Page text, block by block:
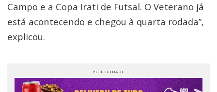
Campo e a Copa Irati de Futsal. O Veterano já
está acontecendo e chegou à quarta rodada”,
explicou.